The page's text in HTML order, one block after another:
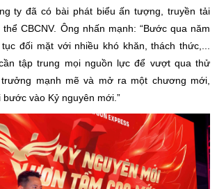
ty đã có bài phát biểu ấn tượng, truyền tải
CBCNV. Ông nhấn mạnh: “Bước qua năm
đối mặt với nhiều khó khăn, thách thức,...
tập trung mọi nguồn lực để vượt qua thử
mạnh mẽ và mở ra một chương mới,
vào Kỷ nguyên mới.”